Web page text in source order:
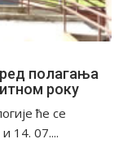
полагања
року
ће се
14. 07....